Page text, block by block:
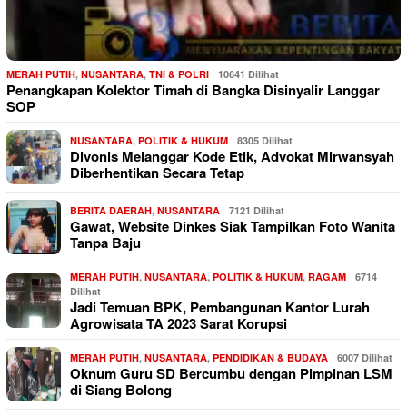
MERAH PUTIH, NUSANTARA, TNI & POLRI 10641 Dilihat
Penangkapan Kolektor Timah di Bangka Disinyalir Langgar
SOP
NUSANTARA, POLITIK & HUKUM 8305 Dilihat
Divonis Melanggar Kode Etik, Advokat Mirwansyah
Diberhentikan Secara Tetap
BERITA DAERAH, NUSANTARA 7121 Dilihat
Gawat, Website Dinkes Siak Tampilkan Foto Wanita
Tanpa Baju
MERAH PUTIH, NUSANTARA, POLITIK & HUKUM, RAGAM
6714
Dilihat
Jadi Temuan BPK, Pembangunan Kantor Lurah
Agrowisata TA 2023 Sarat Korupsi
MERAH PUTIH, NUSANTARA, PENDIDIKAN & BUDAYA 6007 Dilihat
Oknum Guru SD Bercumbu dengan Pimpinan LSM
di Siang Bolong